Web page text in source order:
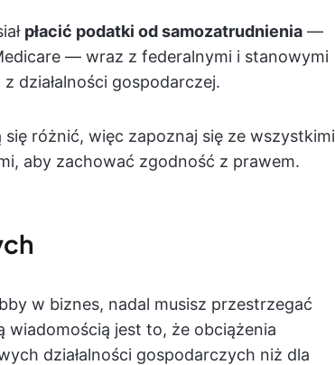
płacić podatki od samozatrudnienia —
— wraz z federalnymi i stanowymi
działalności gospodarczej.
różnić, więc zapoznaj się ze wszystkimi
aby zachować zgodność z prawem.
w biznes, nadal musisz przestrzegać
jest to, że obciążenia
działalności gospodarczych niż dla